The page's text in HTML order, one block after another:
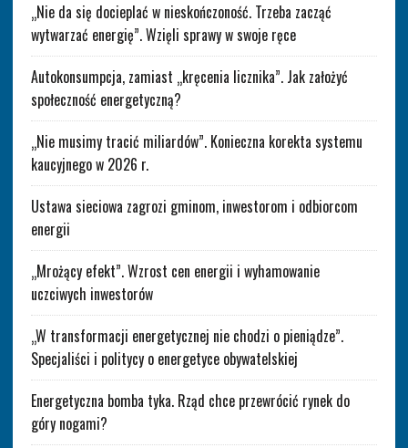
„Nie da się docieplać w nieskończoność. Trzeba zacząć
wytwarzać energię”. Wzięli sprawy w swoje ręce
Autokonsumpcja, zamiast „kręcenia licznika”. Jak założyć
społeczność energetyczną?
„Nie musimy tracić miliardów”. Konieczna korekta systemu
kaucyjnego w 2026 r.
Ustawa sieciowa zagrozi gminom, inwestorom i odbiorcom
energii
„Mrożący efekt”. Wzrost cen energii i wyhamowanie
uczciwych inwestorów
„W transformacji energetycznej nie chodzi o pieniądze”.
Specjaliści i politycy o energetyce obywatelskiej
Energetyczna bomba tyka. Rząd chce przewrócić rynek do
góry nogami?